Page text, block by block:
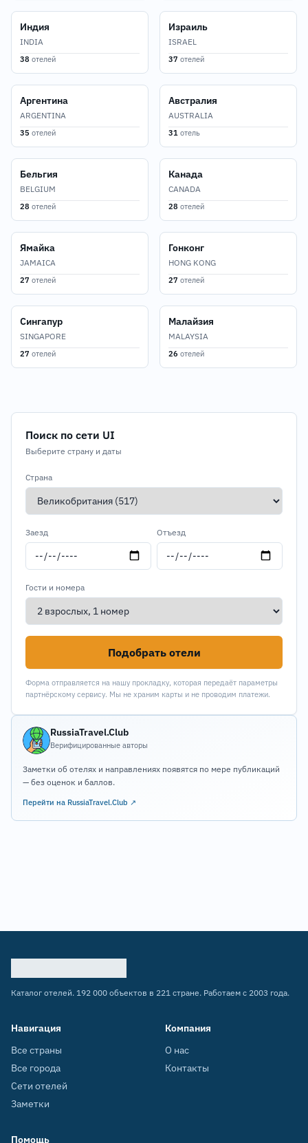
Индия
INDIA
38 отелей
Израиль
ISRAEL
37 отелей
Аргентина
ARGENTINA
35 отелей
Австралия
AUSTRALIA
31 отель
Бельгия
BELGIUM
28 отелей
Канада
CANADA
28 отелей
Ямайка
JAMAICA
27 отелей
Гонконг
HONG KONG
27 отелей
Сингапур
SINGAPORE
27 отелей
Малайзия
MALAYSIA
26 отелей
Поиск по сети UI
Выберите страну и даты
Страна
Заезд Отъезд
Гости и номера
Подобрать отели
Форма отправляется на нашу прокладку, которая передаёт параметры
партнёрскому сервису. Мы не храним карты и не проводим платежи.
RussiaTravel.Club
Верифицированные авторы
Заметки об отелях и направлениях появятся по мере публикаций
— без оценок и баллов.
Перейти на RussiaTravel.Club ↗
Каталог отелей. 192 000 объектов в 221 стране. Работаем с 2003 года.
Навигация
Все страны
Все города
Сети отелей
Заметки
Компания
О нас
Контакты
Помощь